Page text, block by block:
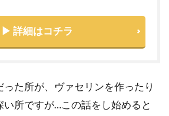
▶ 詳細はコチラ
た所が、ヴァセリンを作ったり
い所ですが…この話をし始めると